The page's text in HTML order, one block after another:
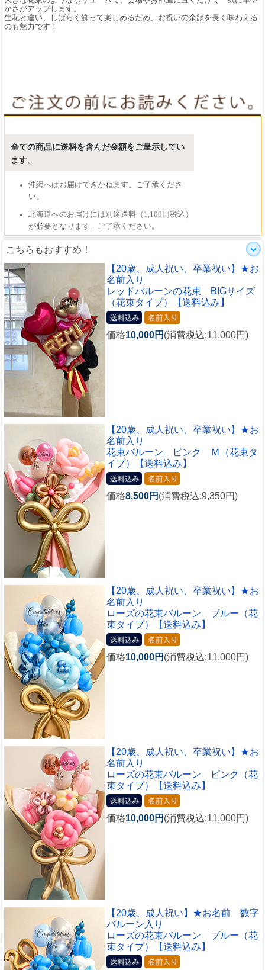
かさがアップします。
生花と違い、しばらく飾って楽しめるため、お祝いの余韻を長く味わえる
のも魅力です！
こちらもおすすめ！
【20歳、成人祝い、卒業祝い】★お
名前入り
レッドバルーンの花束 BIGサイズ
（花束タイプ）【送料込み】
価格10,000円 (消費税込:11,000円)
【20歳、成人祝い、卒業祝い】★お
名前入り
花束バルーン ピンク Ｍ（花束タ
イプ）【送料込み】
価格8,500円 (消費税込:9,350円)
【20歳、成人祝い、卒業祝い】★お
名前入り
ローズの花束バルーン ブルー（花
束タイプ）【送料込み】
価格10,000円 (消費税込:11,000円)
【20歳、成人祝い、卒業祝い】★お
名前入り
ローズの花束バルーン ピンク（花
束タイプ）【送料込み】
価格10,000円 (消費税込:11,000円)
【20歳、成人祝い】★お名前 数字
バルーン入り
ローズの花束バルーン ブルー（花
束タイプ）【送料込み】